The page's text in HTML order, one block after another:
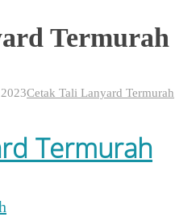
Termurah
Cetak Tali Lanyard Termurah
Termurah